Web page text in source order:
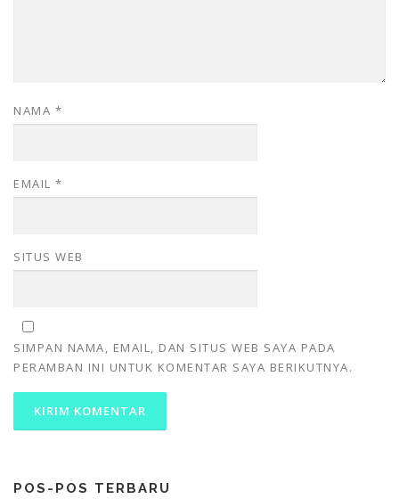
NAMA *
EMAIL *
SITUS WEB
SIMPAN NAMA, EMAIL, DAN SITUS WEB SAYA PADA
PERAMBAN INI UNTUK KOMENTAR SAYA BERIKUTNYA.
POS-POS TERBARU